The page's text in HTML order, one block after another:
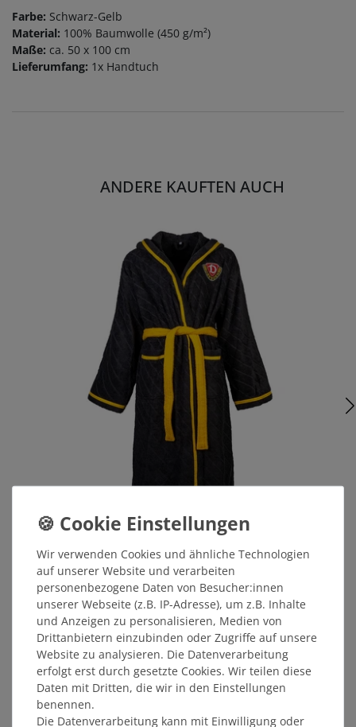
Farbe: Schwarz-Gelb
Material: 100% Baumwolle (450 g/m²)
Maße: ca. 50 x 100 cm
Lieferumfang: 1x Handtuch
ANDERE KAUFTEN AUCH
Bademantel WAPPEN schwarz-gelb
69,99 €
MITGLIEDERPREIS: 66,49 €
ÄHNLICHE ARTIKEL
Wir verwenden Cookies und ähnliche Technologien
auf unserer Website und verarbeiten
personenbezogene Daten von Besucher:innen
unserer Webseite (z.B. IP-Adresse), um z.B. Inhalte
und Anzeigen zu personalisieren, Medien von
Drittanbietern einzubinden oder Zugriffe auf unsere
Website zu analysieren. Die Datenverarbeitung
erfolgt erst durch gesetzte Cookies. Wir teilen diese
Daten mit Dritten, die wir in den Einstellungen
benennen.
Die Datenverarbeitung kann mit Einwilligung oder